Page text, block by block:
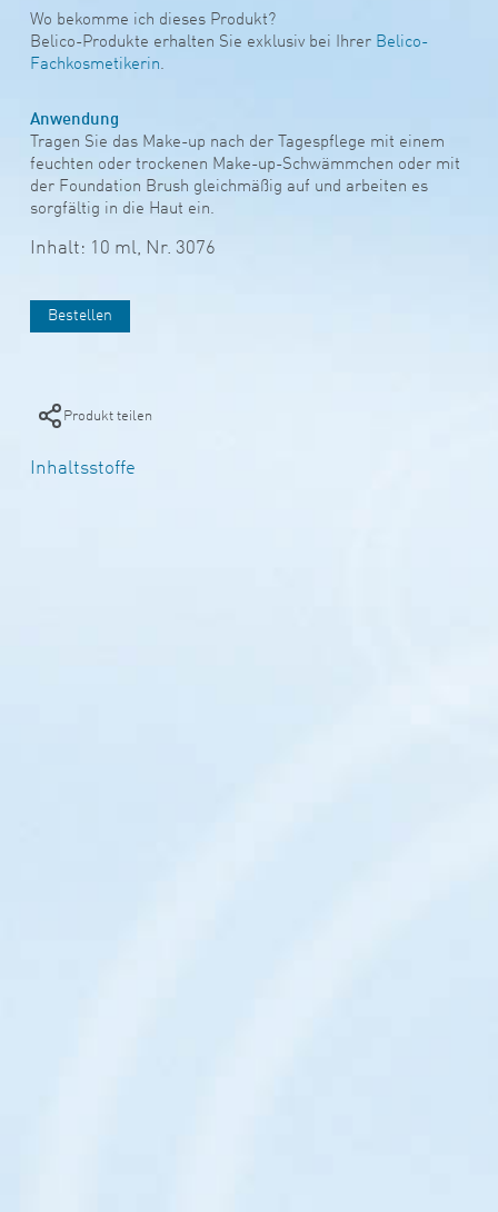
Wo bekomme ich dieses Produkt?
Belico-Produkte erhalten Sie exklusiv bei Ihrer Belico-
Fachkosmetikerin.
Anwendung
Tragen Sie das Make-up nach der Tagespflege mit einem
feuchten oder trockenen Make-up-Schwämmchen oder mit
der Foundation Brush gleichmäßig auf und arbeiten es
sorgfältig in die Haut ein.
Inhalt: 10 ml, Nr. 3076
Bestellen
Produkt teilen
Inhaltsstoffe